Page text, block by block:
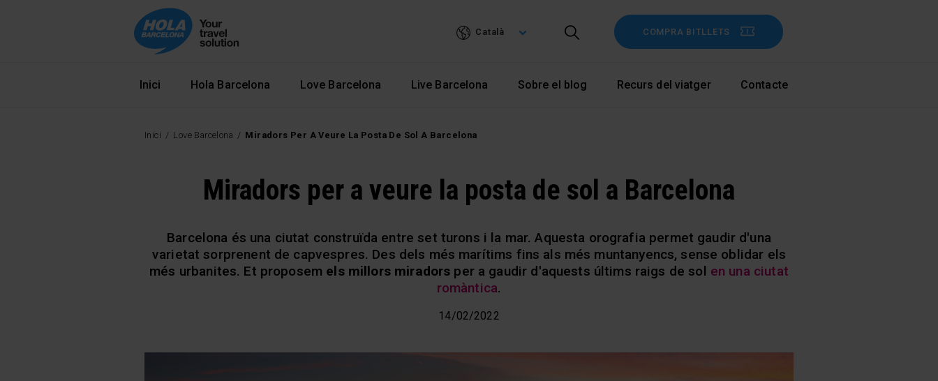
COMPRA BITLLETS
Català
Navegació principal
Inici Hola Barcelona Love Barcelona Live Barcelona Sobre el blog Recurs del viatger Contacte
Inici Love Barcelona Miradors Per A Veure La Posta De Sol A Barcelona
Miradors per a veure la posta de sol a Barcelona
Barcelona és una ciutat construïda entre set turons i la mar. Aquesta orografia permet gaudir d'una
varietat sorprenent de capvespres. Des dels més marítims fins als més muntanyencs, sense oblidar els
més urbanites. Et proposem els millors miradors per a gaudir d'aquests últims raigs de sol en una ciutat
romàntica.
14/02/2022